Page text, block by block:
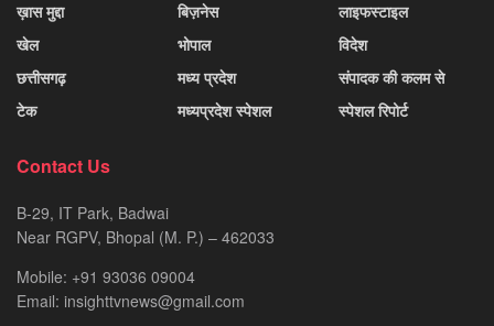
ख़ास मुद्दा
खेल
छत्तीसगढ़
टेक
बिज़नेस
भोपाल
मध्य प्रदेश
मध्यप्रदेश स्पेशल
लाइफस्टाइल
विदेश
संपादक की कलम से
स्पेशल रिपोर्ट
Contact Us
B-29, IT Park, Badwai
Near RGPV, Bhopal (M. P.) – 462033
Mobile: +91 93036 09004
Email: insighttvnews@gmail.com